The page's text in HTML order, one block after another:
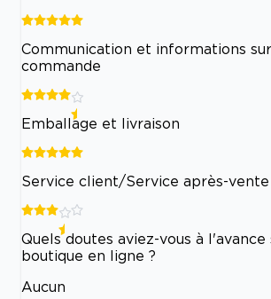
Communication et informations
commande
Emballage et livraison
Service client/Service après-vente
Quels doutes aviez-vous à
boutique en ligne ?
Aucun